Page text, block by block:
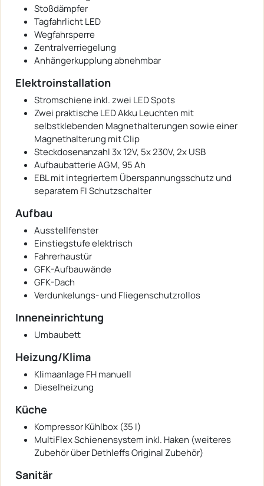
Stoßdämpfer
Tagfahrlicht LED
Wegfahrsperre
Zentralverriegelung
Anhängerkupplung abnehmbar
Elektroinstallation
Stromschiene inkl. zwei LED Spots
Zwei praktische LED Akku Leuchten mit
selbstklebenden Magnethalterungen sowie einer
Magnethalterung mit Clip
Steckdosenanzahl 3x 12V, 5x 230V, 2x USB
Aufbaubatterie AGM, 95 Ah
EBL mit integriertem Überspannungsschutz und
separatem FI Schutzschalter
Aufbau
Ausstellfenster
Einstiegstufe elektrisch
Fahrerhaustür
GFK-Aufbauwände
GFK-Dach
Verdunkelungs- und Fliegenschutzrollos
Inneneinrichtung
Umbaubett
Heizung/Klima
Klimaanlage FH manuell
Dieselheizung
Küche
Kompressor Kühlbox (35 l)
MultiFlex Schienensystem inkl. Haken (weiteres
Zubehör über Dethleffs Original Zubehör)
Sanitär